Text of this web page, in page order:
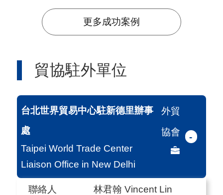
更多成功案例
貿協駐外單位
台北世界貿易中心駐新德里辦事
處
Taipei World Trade Center
Liaison Office in New Delhi
外貿
協會
-
聯絡人 林君翰 Vincent Lin